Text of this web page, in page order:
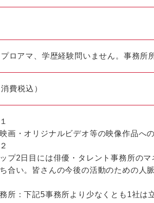
ロアマ、学歴経験問いません。事務所
費税込）
１
画・オリジナルビデオ等の映像作品へ
２
プ2日目には俳優・タレント事務所の
合い。皆さんの今後の活動のための人
所：下記5事務所より少なくとも1社は